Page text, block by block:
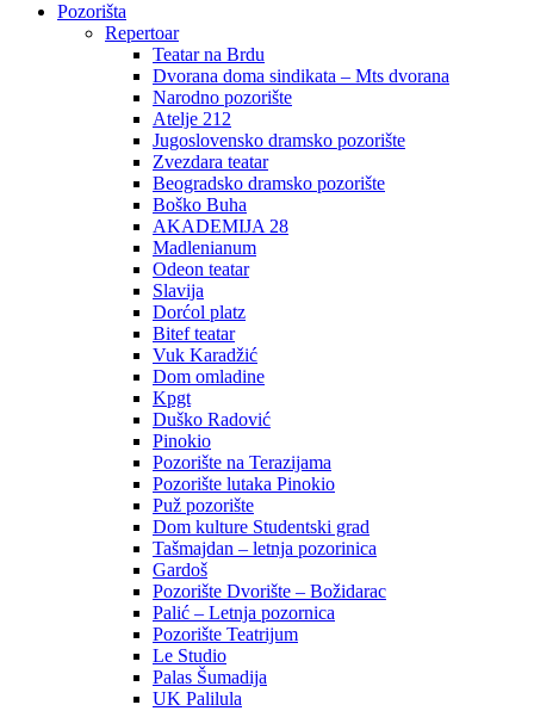
Pozorišta
Repertoar
Teatar na Brdu
Dvorana doma sindikata – Mts dvorana
Narodno pozorište
Atelje 212
Jugoslovensko dramsko pozorište
Zvezdara teatar
Beogradsko dramsko pozorište
Boško Buha
AKADEMIJA 28
Madlenianum
Odeon teatar
Slavija
Dorćol platz
Bitef teatar
Vuk Karadžić
Dom omladine
Kpgt
Duško Radović
Pinokio
Pozorište na Terazijama
Pozorište lutaka Pinokio
Puž pozorište
Dom kulture Studentski grad
Tašmajdan – letnja pozorinica
Gardoš
Pozorište Dvorište – Božidarac
Palić – Letnja pozornica
Pozorište Teatrijum
Le Studio
Palas Šumadija
UK Palilula